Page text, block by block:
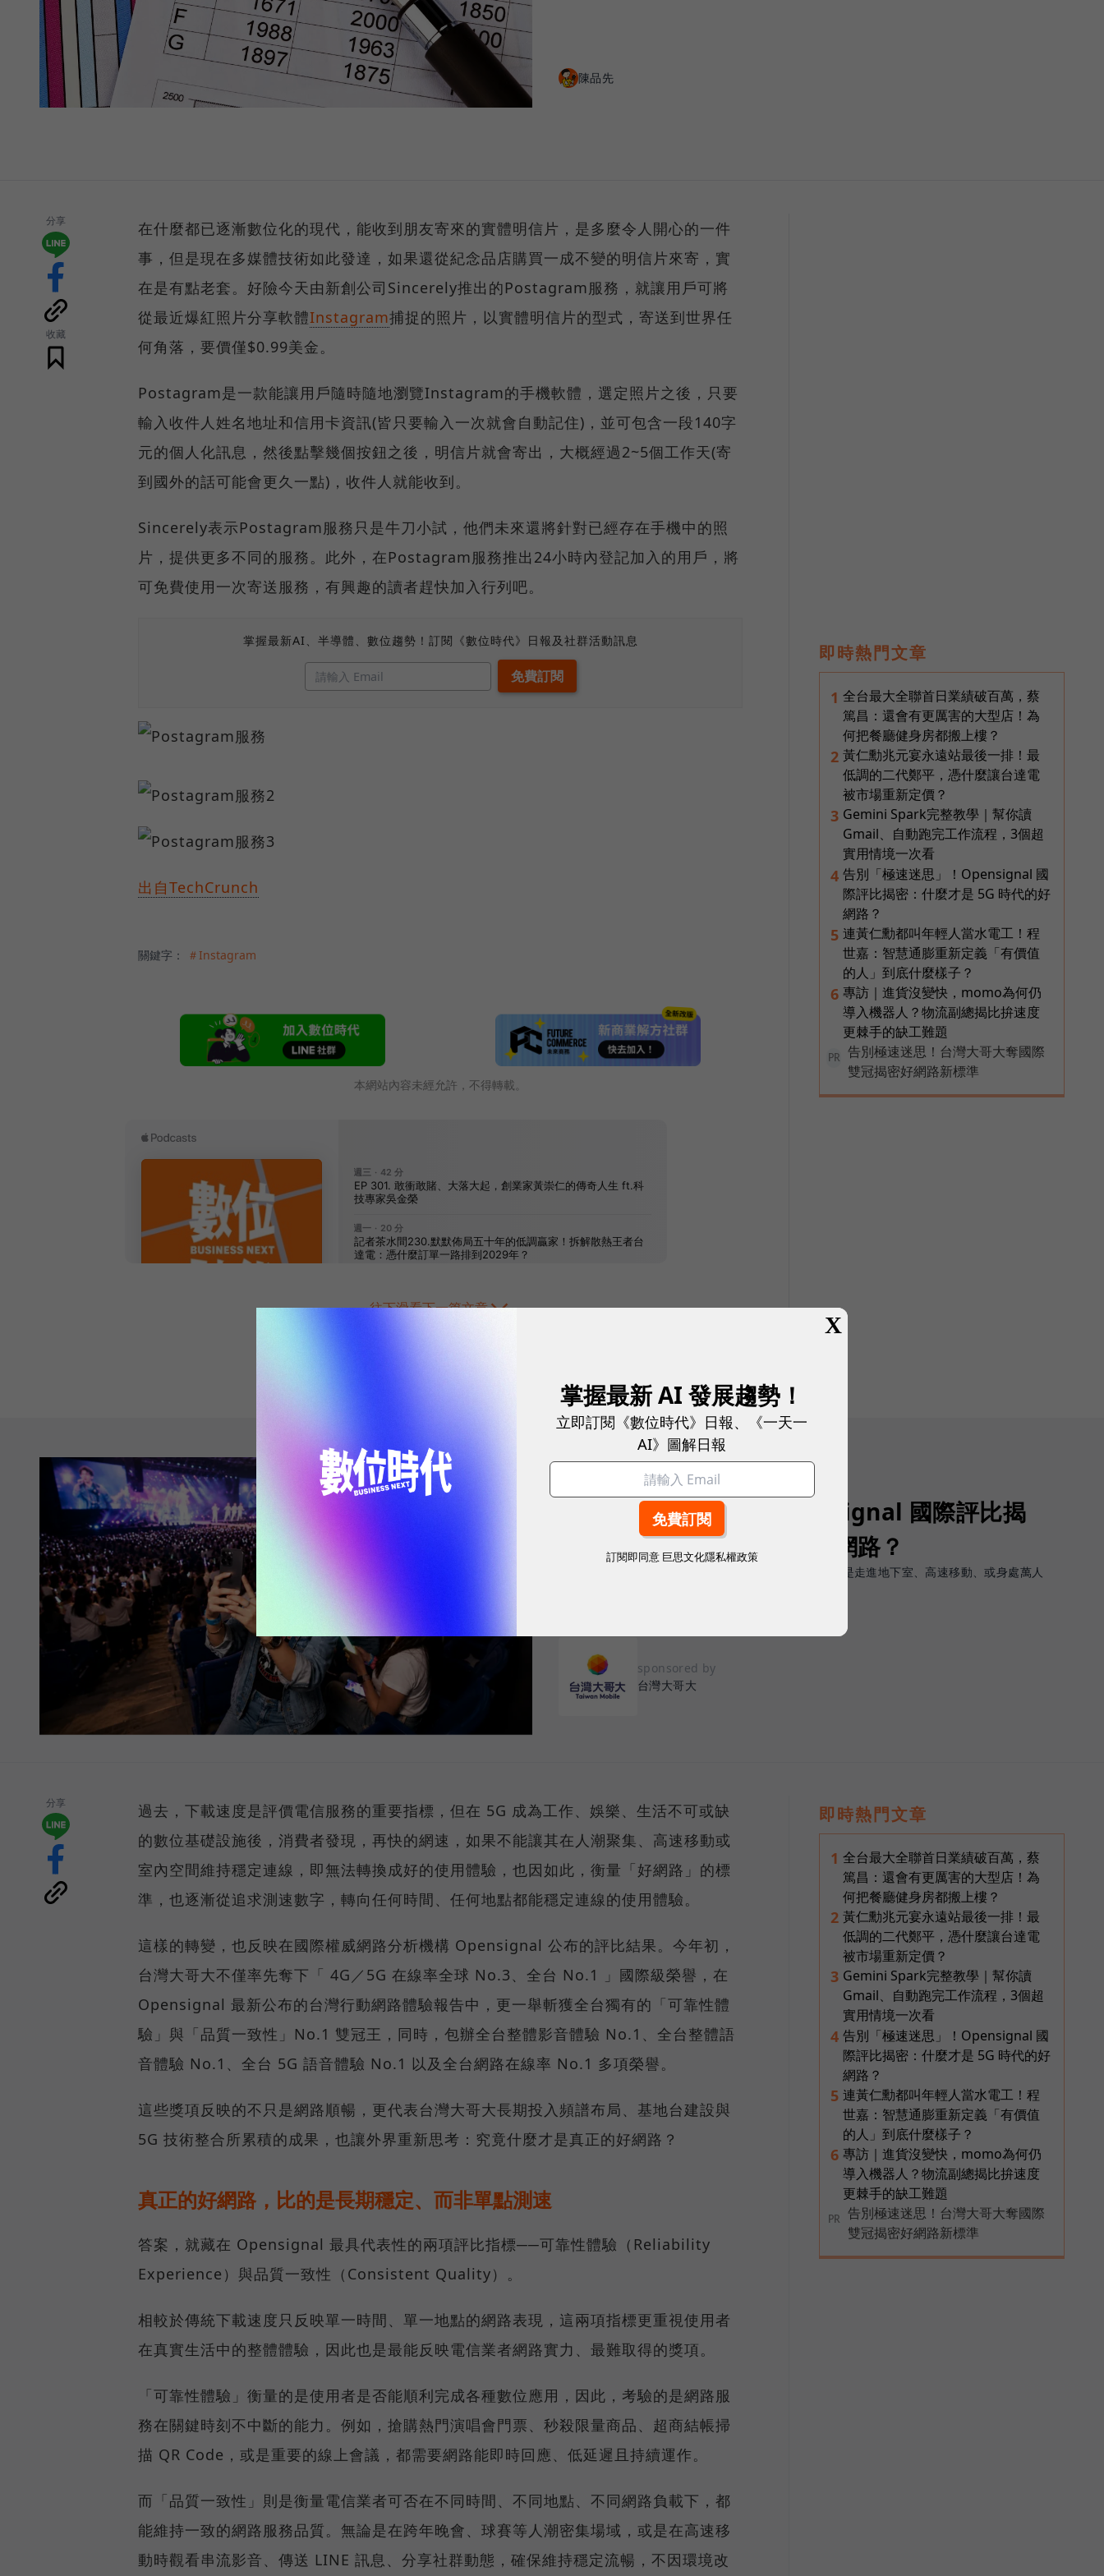
陳品先
分享
收藏
在什麼都已逐漸數位化的現代，能收到朋友寄來的實體明信片，是多麼令人開心的一件
事，但是現在多媒體技術如此發達，如果還從紀念品店購買一成不變的明信片來寄，實
在是有點老套。好險今天由新創公司Sincerely推出的Postagram服務，就讓用戶可將
從最近爆紅照片分享軟體Instagram捕捉的照片，以實體明信片的型式，寄送到世界任
何角落，要價僅$0.99美金。
Postagram是一款能讓用戶隨時隨地瀏覽Instagram的手機軟體，選定照片之後，只要
輸入收件人姓名地址和信用卡資訊(皆只要輸入一次就會自動記住)，並可包含一段140字
元的個人化訊息，然後點擊幾個按鈕之後，明信片就會寄出，大概經過2~5個工作天(寄
到國外的話可能會更久一點)，收件人就能收到。
Sincerely表示Postagram服務只是牛刀小試，他們未來還將針對已經存在手機中的照
片，提供更多不同的服務。此外，在Postagram服務推出24小時內登記加入的用戶，將
可免費使用一次寄送服務，有興趣的讀者趕快加入行列吧。
掌握最新AI、半導體、數位趨勢！訂閱《數位時代》日報及社群活動訊息
出自TechCrunch
關鍵字： ＃Instagram
本網站內容未經允許，不得轉載。
往下滑看下一篇文章
即時熱門文章
1 全台最大全聯首日業績破百萬，蔡
篤昌：還會有更厲害的大型店！為
何把餐廳健身房都搬上樓？
2 黃仁勳兆元宴永遠站最後一排！最
低調的二代鄭平，憑什麼讓台達電
被市場重新定價？
3 Gemini Spark完整教學｜幫你讀
Gmail、自動跑完工作流程，3個超
實用情境一次看
4 告別「極速迷思」！Opensignal 國
際評比揭密：什麼才是 5G 時代的好
網路？
5 連黃仁勳都叫年輕人當水電工！程
世嘉：智慧通膨重新定義「有價值
的人」到底什麼樣子？
6 專訪｜進貨沒變快，momo為何仍
導入機器人？物流副總揭比拚速度
更棘手的缺工難題
PR
告別極速迷思！台灣大哥大奪國際
雙冠揭密好網路新標準
3C生活
告別「極速迷思」！Opensignal 國際評比揭
密：什麼才是 5G 時代的好網路？
真正好用的網路服務，不是測速軟體上的瞬間峰值，而是走進地下室、高速移動、或身處萬人
sponsored by
台灣大哥大
分享
過去，下載速度是評價電信服務的重要指標，但在 5G 成為工作、娛樂、生活不可或缺
的數位基礎設施後，消費者發現，再快的網速，如果不能讓其在人潮聚集、高速移動或
室內空間維持穩定連線，即無法轉換成好的使用體驗，也因如此，衡量「好網路」的標
準，也逐漸從追求測速數字，轉向任何時間、任何地點都能穩定連線的使用體驗。
這樣的轉變，也反映在國際權威網路分析機構 Opensignal 公布的評比結果。今年初，
台灣大哥大不僅率先奪下「 4G／5G 在線率全球 No.3、全台 No.1 」國際級榮譽，在
Opensignal 最新公布的台灣行動網路體驗報告中，更一舉斬獲全台獨有的「可靠性體
驗」與「品質一致性」No.1 雙冠王，同時，包辦全台整體影音體驗 No.1、全台整體語
音體驗 No.1、全台 5G 語音體驗 No.1 以及全台網路在線率 No.1 多項榮譽。
這些獎項反映的不只是網路順暢，更代表台灣大哥大長期投入頻譜布局、基地台建設與
5G 技術整合所累積的成果，也讓外界重新思考：究竟什麼才是真正的好網路？
真正的好網路，比的是長期穩定、而非單點測速
答案，就藏在 Opensignal 最具代表性的兩項評比指標──可靠性體驗（Reliability
Experience）與品質一致性（Consistent Quality）。
相較於傳統下載速度只反映單一時間、單一地點的網路表現，這兩項指標更重視使用者
在真實生活中的整體體驗，因此也是最能反映電信業者網路實力、最難取得的獎項。
「可靠性體驗」衡量的是使用者是否能順利完成各種數位應用，因此，考驗的是網路服
務在關鍵時刻不中斷的能力。例如，搶購熱門演唱會門票、秒殺限量商品、超商結帳掃
描 QR Code，或是重要的線上會議，都需要網路能即時回應、低延遲且持續運作。
而「品質一致性」則是衡量電信業者可否在不同時間、不同地點、不同網路負載下，都
能維持一致的網路服務品質。無論是在跨年晚會、球賽等人潮密集場域，或是在高速移
動時觀看串流影音、傳送 LINE 訊息、分享社群動態，確保維持穩定流暢，不因環境改
即時熱門文章
1 全台最大全聯首日業績破百萬，蔡
篤昌：還會有更厲害的大型店！為
何把餐廳健身房都搬上樓？
2 黃仁勳兆元宴永遠站最後一排！最
低調的二代鄭平，憑什麼讓台達電
被市場重新定價？
3 Gemini Spark完整教學｜幫你讀
Gmail、自動跑完工作流程，3個超
實用情境一次看
4 告別「極速迷思」！Opensignal 國
際評比揭密：什麼才是 5G 時代的好
網路？
5 連黃仁勳都叫年輕人當水電工！程
世嘉：智慧通膨重新定義「有價值
的人」到底什麼樣子？
6 專訪｜進貨沒變快，momo為何仍
導入機器人？物流副總揭比拚速度
更棘手的缺工難題
PR
告別極速迷思！台灣大哥大奪國際
雙冠揭密好網路新標準
X
掌握最新 AI 發展趨勢！
立即訂閱《數位時代》日報、《一天一
AI》圖解日報
訂閱即同意 巨思文化隱私權政策